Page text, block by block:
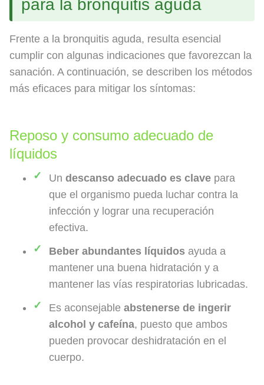
para la bronquitis aguda
Frente a la bronquitis aguda, resulta esencial
cumplir con algunas indicaciones que favorezcan la
sanación. A continuación, se describen los métodos
más eficaces para mitigar los síntomas:
Reposo y consumo adecuado de
líquidos
Un descanso adecuado es clave para
que el organismo pueda luchar contra la
infección y lograr una recuperación
efectiva.
Beber abundantes líquidos ayuda a
mantener una buena hidratación y a
mantener las vías respiratorias lubricadas.
Es aconsejable abstenerse de ingerir
alcohol y cafeína, puesto que ambos
pueden provocar deshidratación en el
cuerpo.